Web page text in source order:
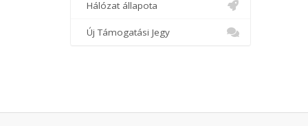
Hálózat állapota
Új Támogatási Jegy